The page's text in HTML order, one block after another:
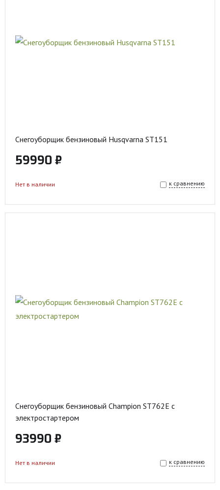
Снегоуборщик бензиновый Husqvarna ST151
59990 ₽
к сравнению
Нет в наличии
Снегоуборщик бензиновый Champion ST762E с
электростартером
93990 ₽
к сравнению
Нет в наличии